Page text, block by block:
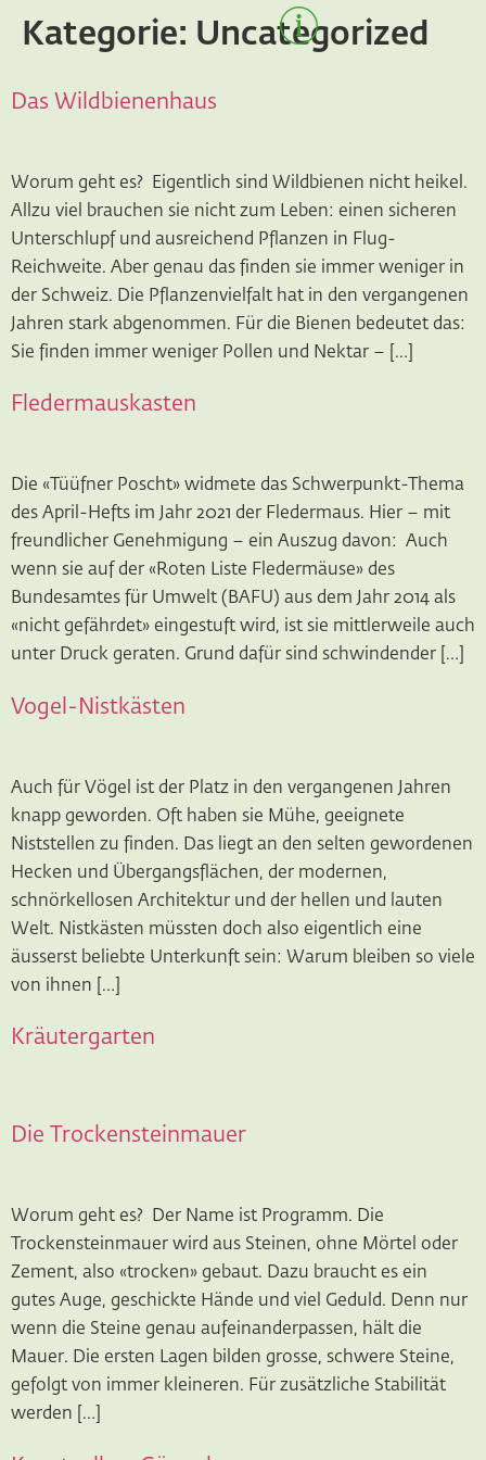
Kategorie: Uncategorized
Das Wildbienenhaus
Worum geht es? Eigentlich sind Wildbienen nicht heikel.
Allzu viel brauchen sie nicht zum Leben: einen sicheren
Unterschlupf und ausreichend Pflanzen in Flug-
Reichweite. Aber genau das finden sie immer weniger in
der Schweiz. Die Pflanzenvielfalt hat in den vergangenen
Jahren stark abgenommen. Für die Bienen bedeutet das:
Sie finden immer weniger Pollen und Nektar – […]
Fledermauskasten
Die «Tüüfner Poscht» widmete das Schwerpunkt-Thema
des April-Hefts im Jahr 2021 der Fledermaus. Hier – mit
freundlicher Genehmigung – ein Auszug davon: Auch
wenn sie auf der «Roten Liste Fledermäuse» des
Bundesamtes für Umwelt (BAFU) aus dem Jahr 2014 als
«nicht gefährdet» eingestuft wird, ist sie mittlerweile auch
unter Druck geraten. Grund dafür sind schwindender […]
Vogel-Nistkästen
Auch für Vögel ist der Platz in den vergangenen Jahren
knapp geworden. Oft haben sie Mühe, geeignete
Niststellen zu finden. Das liegt an den selten gewordenen
Hecken und Übergangsflächen, der modernen,
schnörkellosen Architektur und der hellen und lauten
Welt. Nistkästen müssten doch also eigentlich eine
äusserst beliebte Unterkunft sein: Warum bleiben so viele
von ihnen […]
Kräutergarten
Die Trockensteinmauer
Worum geht es? Der Name ist Programm. Die
Trockensteinmauer wird aus Steinen, ohne Mörtel oder
Zement, also «trocken» gebaut. Dazu braucht es ein
gutes Auge, geschickte Hände und viel Geduld. Denn nur
wenn die Steine genau aufeinanderpassen, hält die
Mauer. Die ersten Lagen bilden grosse, schwere Steine,
gefolgt von immer kleineren. Für zusätzliche Stabilität
werden […]